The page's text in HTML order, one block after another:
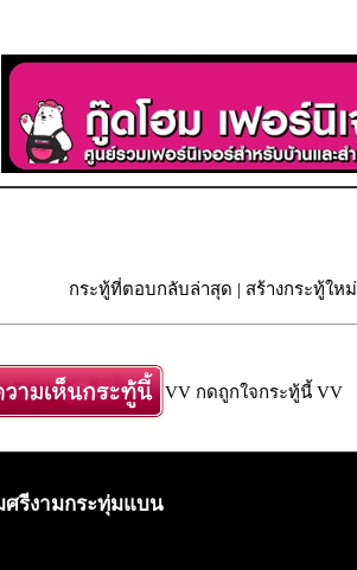
กระทู้ที่ตอบกลับล่าสุด | สร้างกระทู้ใหม่
VV กดถูกใจกระทู้นี้ VV
รีงามกระทุ่มแบน